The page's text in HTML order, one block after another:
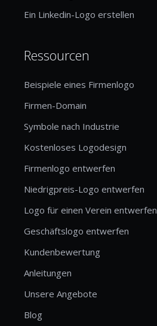
Ein Linkedin-Logo erstellen
Ressourcen
Beispiele eines Firmenlogo
Firmen-Domain
Symbole nach Industrie
Kostenloses Logodesign
Firmenlogo entwerfen
Niedrigpreis-Logo entwerfen
Logo für einen Verein entwerfen
Geschäftslogo entwerfen
Kundenbewertung
Anleitungen
Unsere Angebote
Blog